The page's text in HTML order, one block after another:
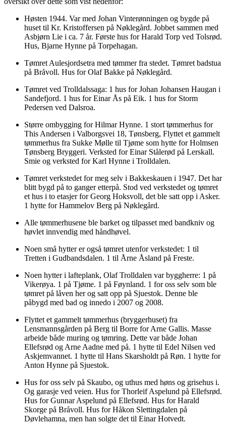
Høsten 1944. Var med Johan Vinterønningen og bygde på
huset til Kr. Kristoffersen på Nøklegård. Jobbet sammen med
Asbjørn Lie i ca. 7 år. Første hus for Harald Torp ved Tolsrød.
Hus, Bjarne Hynne på Torpehagan.
Tømret Aulesjordsetra med tømmer fra stedet. Tømret badstua
på Bråvoll. Hus for Olaf Bakke på Nøklegård.
Tømret ved Trolldalssaga: 1 hus for Johan Johansen Haugan i
Sandefjord. 1 hus for Einar Ås på Eik. 1 hus for Storm
Pedersen ved Dalsroa.
Større ombygging for Hilmar Hynne. 1 stort tømmerhus for
This Andersen i Valborgsvei 18, Tønsberg, Flyttet et gammelt
tømmerhus fra Sukke Mølle til Tjøme som hytte for Holmsen
Tønsberg Bryggeri. Verksted for Einar Stålerød på Lerskall.
Smie og verksted for Karl Hynne i Trolldalen.
Tømret verkstedet for meg selv i Bakkeskauen i 1947. Det har
blitt bygd på to ganger etterpå. Stod ved verkstedet og tømret
et hus i to etasjer for Georg Hoksvoll, det ble satt opp i Asker.
1 hytte for Hammelov Berg på Nøklegård.
Alle tømmerhusene ble barket og tilpasset med bandkniv og
høvlet innvendig med håndhøvel.
Noen små hytter er også tømret utenfor verkstedet: 1 til
Tretten i Gudbandsdalen. 1 til Årne Åsland på Freste.
Noen hytter i lafteplank, Olaf Trolldalen var byggherre: 1 på
Vikerøya. 1 på Tjøme. 1 på Føynland. 1 for oss selv som ble
tømret på låven her og satt opp på Sjuestok. Denne ble
påbygd med bad og innedo i 2007 og 2008.
Flyttet et gammelt tømmerhus (bryggerhuset) fra
Lensmannsgården på Berg til Borre for Arne Gallis. Masse
arbeide både muring og tømring. Dette var både Johan
Ellefsrød og Arne Aadne med på. 1 hytte til Edel Nilsen ved
Askjemvannet. 1 hytte til Hans Skarsholdt på Røn. 1 hytte for
Anton Hynne på Sjuestok.
Hus for oss selv på Skaubo, og uthus med høns og grisehus i.
Og garasje ved veien. Hus for Thorleif Aspelund på Ellefsrød.
Hus for Gunnar Aspelund på Ellefsrød. Hus for Harald
Skorge på Bråvoll. Hus for Håkon Slettingdalen på
Døvlehamna, men han solgte det til Einar Hotvedt.